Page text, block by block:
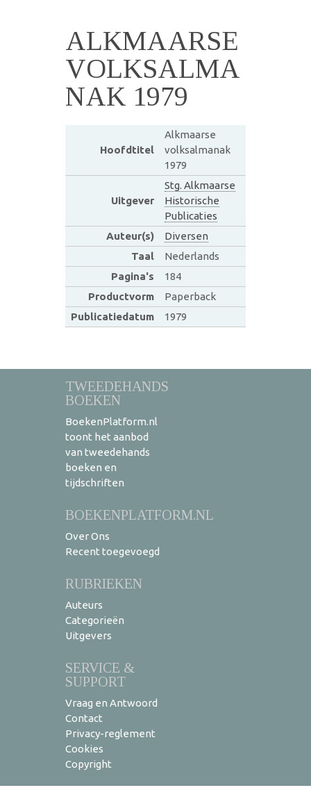
ALKMAARSE
VOLKSALMA
NAK 1979
Hoofdtitel
Alkmaarse
volksalmanak
1979
Uitgever
Stg. Alkmaarse
Historische
Publicaties
Auteur(s)
Diversen
Taal
Nederlands
Pagina's
184
Productvorm
Paperback
Publicatiedatum
1979
TWEEDEHANDS
BOEKEN
BoekenPlatform.nl
toont het aanbod
van tweedehands
boeken en
tijdschriften
BOEKENPLATFORM.NL
Over Ons
Recent toegevoegd
RUBRIEKEN
Auteurs
Categorieën
Uitgevers
SERVICE &
SUPPORT
Vraag en Antwoord
Contact
Privacy-reglement
Cookies
Copyright